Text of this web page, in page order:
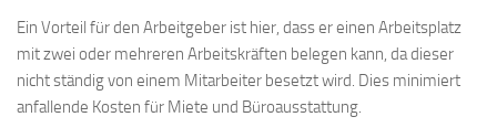
Ein Vorteil für den Arbeitgeber ist hier, dass er einen Arbeitsplatz
mit zwei oder mehreren Arbeitskräften belegen kann, da dieser
nicht ständig von einem Mitarbeiter besetzt wird. Dies minimiert
anfallende Kosten für Miete und Büroausstattung.